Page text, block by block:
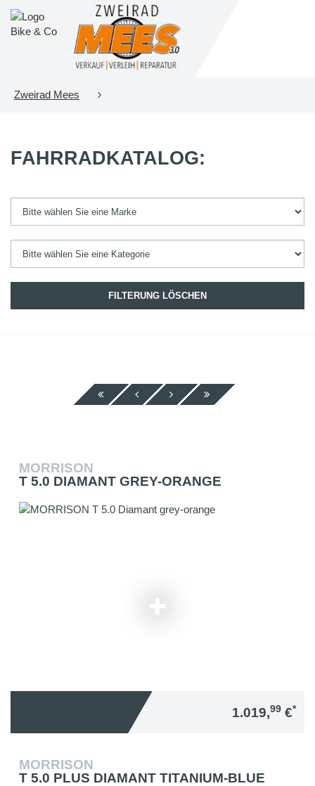
Zweirad Mees
FAHRRADKATALOG:
FILTERUNG LÖSCHEN
MORRISON
T 5.0 DIAMANT GREY-ORANGE
1.019,99 €*
MORRISON
T 5.0 PLUS DIAMANT TITANIUM-BLUE